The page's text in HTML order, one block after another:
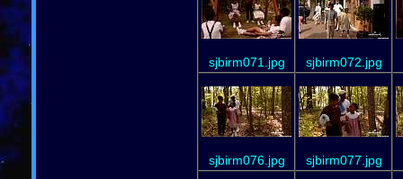
sjbirm071.jpg sjbirm072.jpg
sjbirm076.jpg sjbirm077.jpg